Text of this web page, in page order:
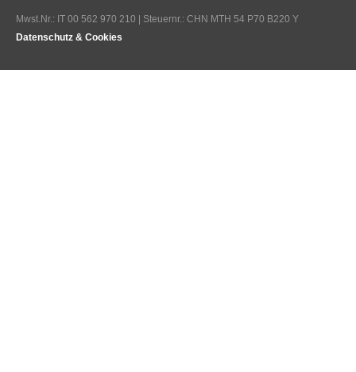
Mwst.Nr.: IT 00 562 970 210 | Steuernr.: CHN MTH 54 P70 B220 Y
Datenschutz & Cookies